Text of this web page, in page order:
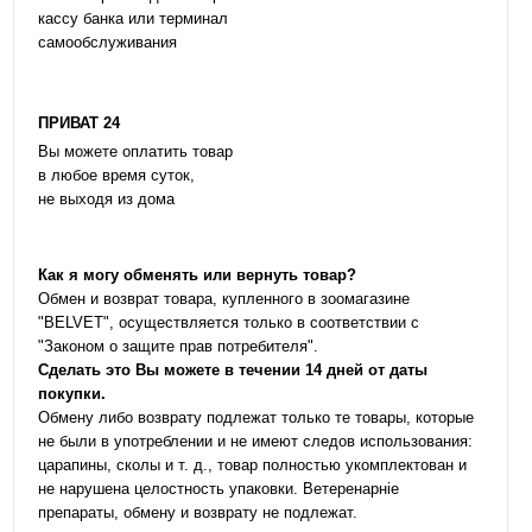
кассу банка или терминал
самообслуживания
ПРИВАТ 24
Вы можете оплатить товар
в любое время суток,
не выходя из дома
Как я могу обменять или вернуть товар?
Обмен и возврат товара, купленного в зоомагазине
"BELVET", осуществляется только в соответствии с
"Законом о защите прав потребителя".
Сделать это Вы можете в течении 14 дней от даты
покупки.
Обмену либо возврату подлежат только те товары, которые
не были в употреблении и не имеют следов использования:
царапины, сколы и т. д., товар полностью укомплектован и
не нарушена целостность упаковки. Ветеренарніе
препараты, обмену и возврату не подлежат.